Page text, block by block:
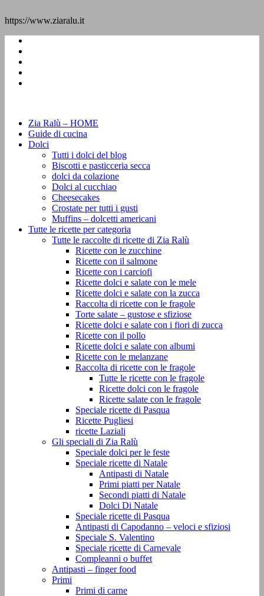
https://www.ziaralu.it
Zia Ralù – HOME
Guide di cucina
Dolci
Tutti i dolci del blog
Biscotti e pasticceria secca
dolci da colazione
Dolci al cucchiao
Cheesecakes
Crostate per tutti i gusti
Muffins – dolcetti americani
Tutte le ricette per categoria
Tutte le raccolte di ricette di Zia Ralù
Ricette con le zucchine
Ricette con il salmone
Ricette con i carciofi
Ricette dolci e salate con le mele
Ricette dolci e salate con la zucca
Raccolta di ricette con le fragole
Torte salate – gustose e sfiziose
Ricette dolci e salate con i fiori di zucca
Ricette con il pollo
Ricette dolci e salate con albumi
Ricette con le melanzane
Raccolta di ricette con le fragole
Tutte le ricette con le fragole
Ricette dolci con le fragole
Ricette salate con le fragole
Speciale ricette di Pasqua
Ricette Pugliesi
ricette Laziali
Gli speciali di Zia Ralù
Speciale dolci per le feste
Speciale ricette di Natale
Antipasti di Natale
Primi piatti per Natale
Secondi piatti di Natale
Dolci Di Natale
Speciale ricette di Pasqua
Antipasti di Capodanno – veloci e sfiziosi
Speciale S. Valentino
Speciale ricette di Carnevale
Compleanni o buffet
Antipasti – finger food
Primi
Primi di carne